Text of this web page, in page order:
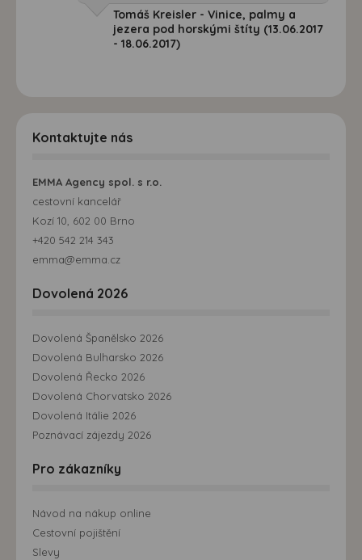
Tomáš Kreisler - Vinice, palmy a
jezera pod horskými štíty (13.06.2017
- 18.06.2017)
Kontaktujte nás
EMMA Agency spol. s r.o.
cestovní kancelář
Kozí 10, 602 00 Brno
+420 542 214 343
emma@emma.cz
Dovolená 2026
Dovolená Španělsko 2026
Dovolená Bulharsko 2026
Dovolená Řecko 2026
Dovolená Chorvatsko 2026
Dovolená Itálie 2026
Poznávací zájezdy 2026
Pro zákazníky
Návod na nákup online
Cestovní pojištění
Slevy